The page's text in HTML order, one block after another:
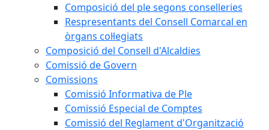
Composició del ple segons conselleries
Respresentants del Consell Comarcal en
òrgans col·legiats
Composició del Consell d'Alcaldies
Comissió de Govern
Comissions
Comissió Informativa de Ple
Comissió Especial de Comptes
Comissió del Reglament d'Organització